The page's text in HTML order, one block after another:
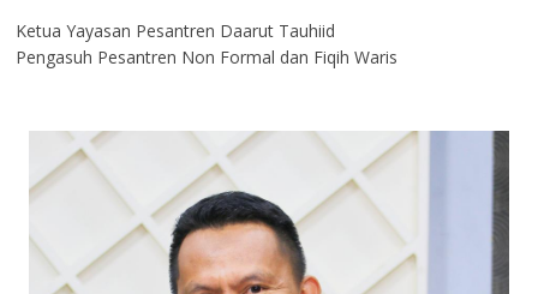
Ketua Yayasan Pesantren Daarut Tauhiid
Pengasuh Pesantren Non Formal dan Fiqih Waris